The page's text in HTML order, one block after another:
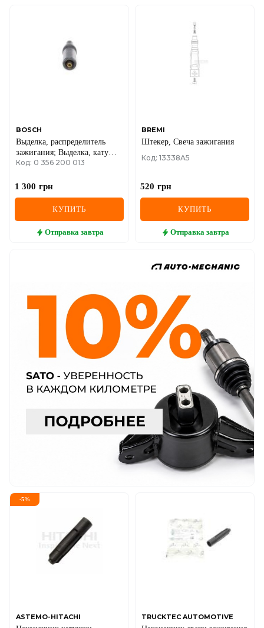
BOSCH
Выделка, распределитель
зажигания; Выделка, катушка
зажигания; Выделка, катушка
Код: 0 356 200 013
1 300 грн
КУПИТЬ
Отправка завтра
BREMI
Штекер, Свеча зажигания
Код: 13338A5
520 грн
КУПИТЬ
Отправка завтра
-5%
ASTEMO-HITACHI TRUCKTEC AUTOMOTIVE